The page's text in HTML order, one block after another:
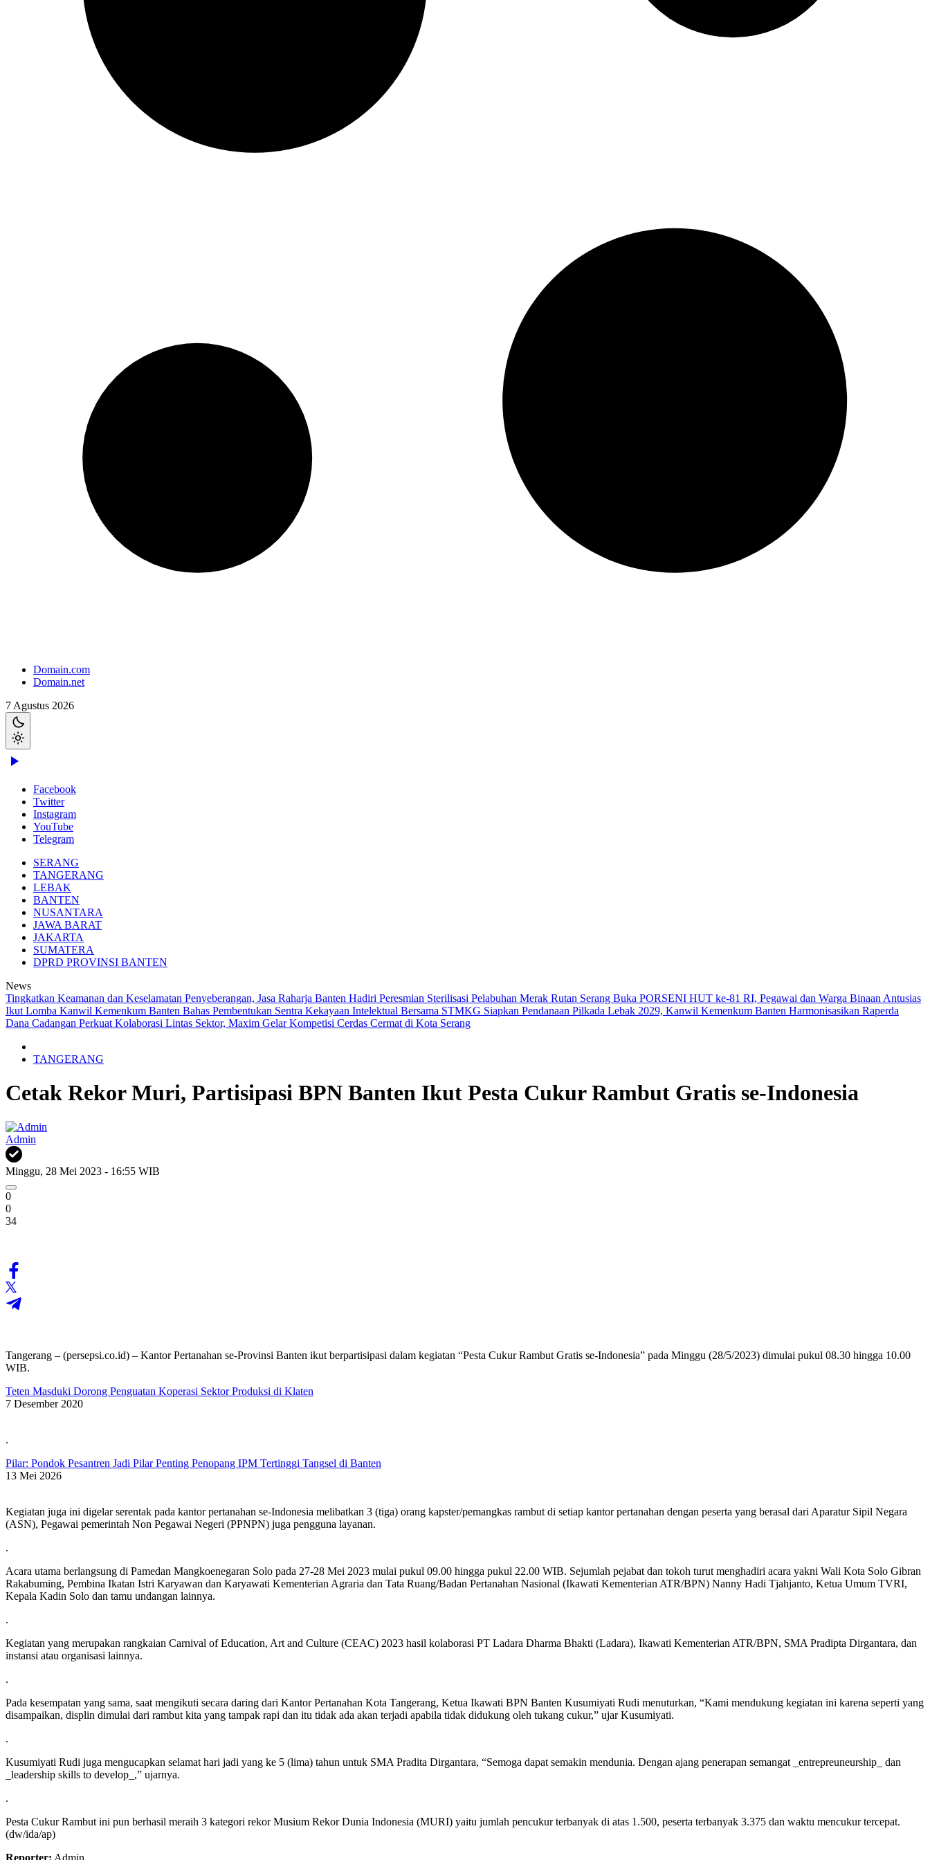
Domain.com
Domain.net
7 Agustus 2026
Facebook
Twitter
Instagram
YouTube
Telegram
SERANG
TANGERANG
LEBAK
BANTEN
NUSANTARA
JAWA BARAT
JAKARTA
SUMATERA
DPRD PROVINSI BANTEN
News
Tingkatkan Keamanan dan Keselamatan Penyeberangan, Jasa Raharja Banten Hadiri Peresmian Sterilisasi Pelabuhan Merak Rutan Serang Buka PORSENI HUT ke-81 RI, Pegawai dan Warga Binaan Antusias
Ikut Lomba Kanwil Kemenkum Banten Bahas Pembentukan Sentra Kekayaan Intelektual Bersama STMKG Siapkan Pendanaan Pilkada Lebak 2029, Kanwil Kemenkum Banten Harmonisasikan Raperda
Dana Cadangan Perkuat Kolaborasi Lintas Sektor, Maxim Gelar Kompetisi Cerdas Cermat di Kota Serang
TANGERANG
Cetak Rekor Muri, Partisipasi BPN Banten Ikut Pesta Cukur Rambut Gratis se-Indonesia
Admin
Minggu, 28 Mei 2023 - 16:55 WIB
0
0
34
Tangerang – (persepsi.co.id) – Kantor Pertanahan se-Provinsi Banten ikut berpartisipasi dalam kegiatan “Pesta Cukur Rambut Gratis se-Indonesia” pada Minggu (28/5/2023) dimulai pukul 08.30 hingga 10.00
WIB.
Teten Masduki Dorong Penguatan Koperasi Sektor Produksi di Klaten
7 Desember 2020
.
Pilar: Pondok Pesantren Jadi Pilar Penting Penopang IPM Tertinggi Tangsel di Banten
13 Mei 2026
Kegiatan juga ini digelar serentak pada kantor pertanahan se-Indonesia melibatkan 3 (tiga) orang kapster/pemangkas rambut di setiap kantor pertanahan dengan peserta yang berasal dari Aparatur Sipil Negara
(ASN), Pegawai pemerintah Non Pegawai Negeri (PPNPN) juga pengguna layanan.
.
Acara utama berlangsung di Pamedan Mangkoenegaran Solo pada 27-28 Mei 2023 mulai pukul 09.00 hingga pukul 22.00 WIB. Sejumlah pejabat dan tokoh turut menghadiri acara yakni Wali Kota Solo Gibran
Rakabuming, Pembina Ikatan Istri Karyawan dan Karyawati Kementerian Agraria dan Tata Ruang/Badan Pertanahan Nasional (Ikawati Kementerian ATR/BPN) Nanny Hadi Tjahjanto, Ketua Umum TVRI,
Kepala Kadin Solo dan tamu undangan lainnya.
.
Kegiatan yang merupakan rangkaian Carnival of Education, Art and Culture (CEAC) 2023 hasil kolaborasi PT Ladara Dharma Bhakti (Ladara), Ikawati Kementerian ATR/BPN, SMA Pradipta Dirgantara, dan
instansi atau organisasi lainnya.
.
Pada kesempatan yang sama, saat mengikuti secara daring dari Kantor Pertanahan Kota Tangerang, Ketua Ikawati BPN Banten Kusumiyati Rudi menuturkan, “Kami mendukung kegiatan ini karena seperti yang
disampaikan, displin dimulai dari rambut kita yang tampak rapi dan itu tidak ada akan terjadi apabila tidak didukung oleh tukang cukur,” ujar Kusumiyati.
.
Kusumiyati Rudi juga mengucapkan selamat hari jadi yang ke 5 (lima) tahun untuk SMA Pradita Dirgantara, “Semoga dapat semakin mendunia. Dengan ajang penerapan semangat _entrepreuneurship_ dan
_leadership skills to develop_,” ujarnya.
.
Pesta Cukur Rambut ini pun berhasil meraih 3 kategori rekor Musium Rekor Dunia Indonesia (MURI) yaitu jumlah pencukur terbanyak di atas 1.500, peserta terbanyak 3.375 dan waktu mencukur tercepat.
(dw/ida/ap)
Reporter: Admin